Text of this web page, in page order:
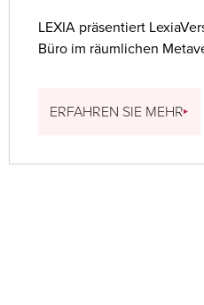
LEXIA präsentiert
Büro im räumlichen
ERFAHREN SIE MEHR